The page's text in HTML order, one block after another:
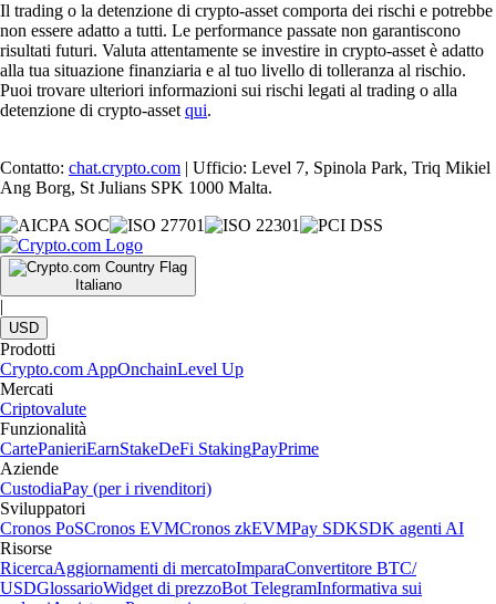
Il trading o la detenzione di crypto-asset comporta dei rischi e potrebbe
non essere adatto a tutti. Le performance passate non garantiscono
risultati futuri. Valuta attentamente se investire in crypto-asset è adatto
alla tua situazione finanziaria e al tuo livello di tolleranza al rischio.
Puoi trovare ulteriori informazioni sui rischi legati al trading o alla
detenzione di crypto-asset qui.
Contatto: chat.crypto.com | Ufficio: Level 7, Spinola Park, Triq Mikiel
Ang Borg, St Julians SPK 1000 Malta.
Italiano
|
USD
Prodotti
Crypto.com AppOnchainLevel Up
Mercati
Criptovalute
Funzionalità
CartePanieriEarnStakeDeFi StakingPayPrime
Aziende
CustodiaPay (per i rivenditori)
Sviluppatori
Cronos PoSCronos EVMCronos zkEVMPay SDKSDK agenti AI
Risorse
RicercaAggiornamenti di mercatoImparaConvertitore BTC/
USDGlossarioWidget di prezzoBot TelegramInformativa sui